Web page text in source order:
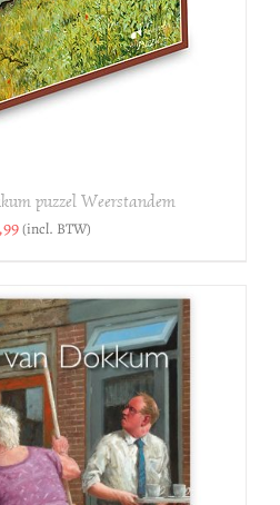
puzzel Weerstandem
(incl. BTW)